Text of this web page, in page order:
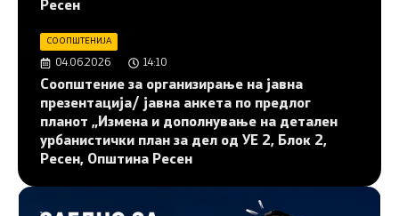
Ресен
СООПШТЕНИЈА
04.06.2026 14:10
Соопштение за организирање на јавна
презентација/ јавна анкета по предлог
планот „Измена и дополнување на детален
урбанистички план за дел од УЕ 2, Блок 2,
Ресен, Општина Ресен